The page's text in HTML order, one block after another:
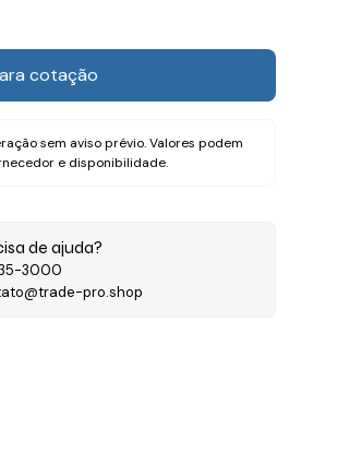
cotação
sem aviso prévio. Valores podem
e disponibilidade.
de ajuda?
3000
pro.shop